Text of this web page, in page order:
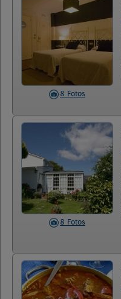
8 Fotos
8 Fotos